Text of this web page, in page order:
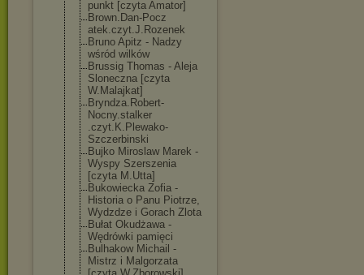
punkt [czyta Amator]
Brown.Dan-Pocz
atek.czyt.J.Rozenek
Bruno Apitz - Nadzy
wśród wilków
Brussig Thomas - Aleja
Sloneczna [czyta
W.Malajkat]
Bryndza.Robert-
Nocny.stalker
.czyt.K.Plewako-
Szczerbinski
Bujko Miroslaw Marek -
Wyspy Szerszenia
[czyta M.Utta]
Bukowiecka Zofia -
Historia o Panu Piotrze,
Wydzdze i Gorach Zlota
Bułat Okudżawa -
Wędrówki pamięci
Bulhakow Michail -
Mistrz i Malgorzata